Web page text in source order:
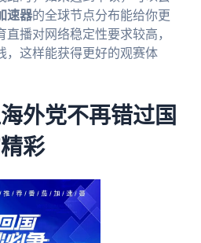
速器的全球节点分布能给你更
播对网络稳定性要求较高，
，这样能获得更好的观赛体
外党不再错过国
彩